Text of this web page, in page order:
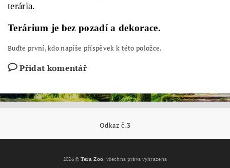
terária.
Terárium je bez pozadí a dekorace.
Buďte první, kdo napíše příspěvek k této položce.
Přidat komentář
Odkaz č.3
2026 © Tera Zoo, všechna práva vyhrazena